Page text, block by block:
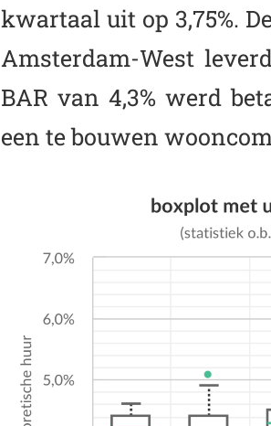
kwartaal uit op 3,75%.
Amsterdam-West
BAR van 4,3% werd
een te bouwen